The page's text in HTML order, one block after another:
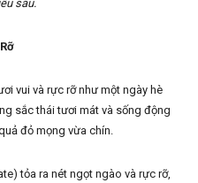
sâu.
vui và rực rỡ như một ngày hè
sắc thái tươi mát và sống động
đỏ mọng vừa chín.
tỏa ra nét ngọt ngào và rực rỡ,